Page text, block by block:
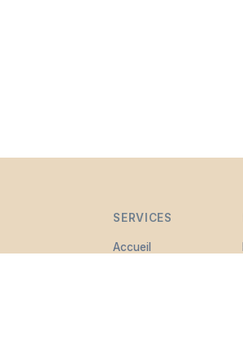
SERVICES
Accueil